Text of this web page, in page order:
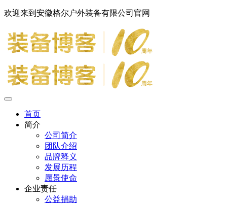
欢迎来到安徽格尔户外装备有限公司官网
首页
简介
公司简介
团队介绍
品牌释义
发展历程
愿景使命
企业责任
公益捐助